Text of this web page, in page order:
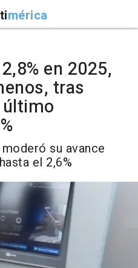
mérica
en 2025,
tras
su avance
el 2,6%